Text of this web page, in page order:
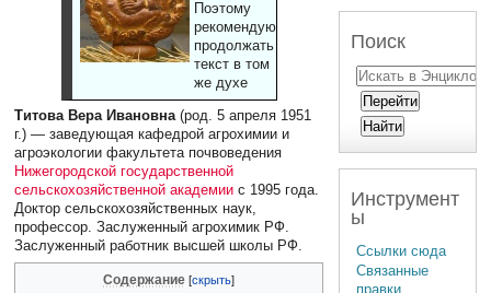
Поэтому
рекомендуют
продолжать
текст в том
же духе
Титова Вера Ивановна(род. 5 апреля 1951
г.) — заведующая кафедрой агрохимии и
агроэкологии факультета почвоведения
Нижегородской государственной
сельскохозяйственной академии с 1995 года.
Доктор сельскохозяйственных наук,
профессор. Заслуженный агрохимик РФ.
Заслуженный работник высшей школы РФ.
Содержание
Поиск
Инструмент
ы
Ссылки сюда
Связанные
правки